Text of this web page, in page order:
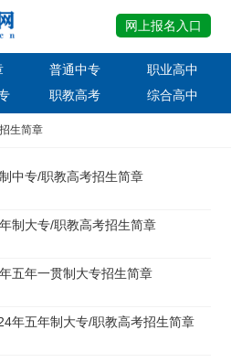
网上报名入口
普通中专
职业高中
职教高考 综合高中
招生简章
中专/职教高考招生简章
制大专/职教高考招生简章
五年一贯制大专招生简章
年五年制大专/职教高考招生简章